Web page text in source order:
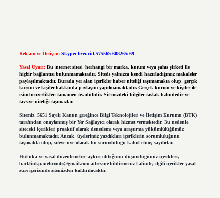
Reklam ve İletişim: Skype: live:.cid.575569c608265c69
Yasal Uyarı: Bu internet sitesi, herhangi bir marka, kurum veya şahıs şirketi ile
hiçbir bağlantısı bulunmamaktadır. Sitede yalnızca kendi hazırladığımız makaleler
paylaşılmaktadır. Burada yer alan içerikler haber niteliği taşımamakta olup, gerçek
kurum ve kişiler hakkında paylaşım yapılmamaktadır. Gerçek kurum ve kişiler ile
isim benzerlikleri tamamen tesadüfidir. Sitemizdeki bilgiler taslak halindedir ve
tavsiye niteliği taşımazlar.
Sitemiz, 5651 Sayılı Kanun gereğince Bilgi Teknolojileri ve İletişim Kurumu (BTK)
tarafından onaylanmış bir Yer Sağlayıcı olarak hizmet vermektedir. Bu nedenle,
sitedeki içerikleri proaktif olarak denetleme veya araştırma yükümlülüğümüz
bulunmamaktadır. Ancak, üyelerimiz yazdıkları içeriklerin sorumluluğunu
taşımakta olup, siteye üye olarak bu sorumluluğu kabul etmiş sayılırlar.
Hukuka ve yasal düzenlemelere aykırı olduğunu düşündüğünüz içerikleri,
backlinkpanelicomtr@gmail.comadresine bildirmeniz halinde, ilgili içerikler yasal
süre içerisinde sitemizden kaldırılacaktır.